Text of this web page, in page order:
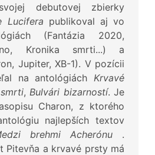
debutovej zbierky
Lucifera publikoval aj vo
(Fantázia 2020,
Kronika smrti...) a
Jupiter, XB-1). V pozícii
na antológiách Krvavé
,Bulvári bizarností. Je
Charon, z ktorého
najlepších textov
brehmi Acherónu .
Pitevňa a krvavé prsty má